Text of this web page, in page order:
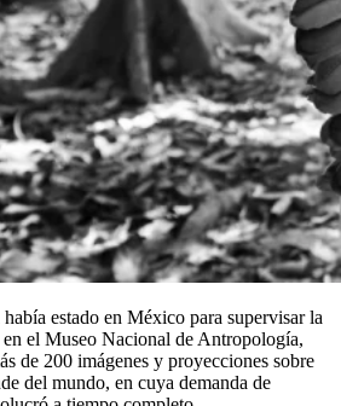
estado en México para supervisar la
en el Museo Nacional de Antropología,
de 200 imágenes y proyecciones sobre
del mundo, en cuya demanda de